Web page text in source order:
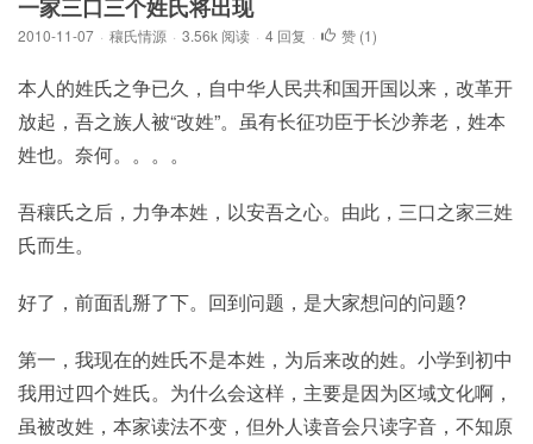
一家三口三个姓氏将出现
2010-11-07 · 穰氏情源 · 3.56k 阅读 · 4 回复 · 赞 (1)
本人的姓氏之争已久，自中华人民共和国开国以来，改革开
放起，吾之族人被“改姓”。虽有长征功臣于长沙养老，姓本
姓也。奈何。。。。
吾穰氏之后，力争本姓，以安吾之心。由此，三口之家三姓
氏而生。
好了，前面乱掰了下。回到问题，是大家想问的问题?
第一，我现在的姓氏不是本姓，为后来改的姓。小学到初中
我用过四个姓氏。为什么会这样，主要是因为区域文化啊，
虽被改姓，本家读法不变，但外人读音会只读字音，不知原